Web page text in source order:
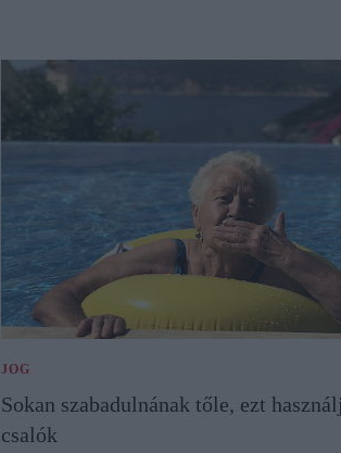
JOG
Sokan szabadulnának tőle, ezt
csalók